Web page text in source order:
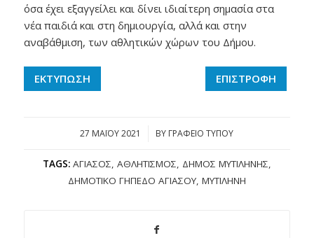
όσα έχει εξαγγείλει και δίνει ιδιαίτερη σημασία στα
νέα παιδιά και στη δημιουργία, αλλά και στην
αναβάθμιση, των αθλητικών χώρων του Δήμου.
ΕΚΤΥΠΩΣΗ ΕΠΙΣΤΡΟΦΗ
27 ΜΑΪ́ΟΥ 2021
/ BY ΓΡΑΦΕΙΟ ΤΥΠΟΥ
TAGS: ΑΓΙΆΣΟΣ, ΑΘΛΗΤΙΣΜΌΣ, ΔΉΜΟΣ ΜΥΤΙΛΉΝΗΣ,
ΔΗΜΟΤΙΚΌ ΓΉΠΕΔΟ ΑΓΙΆΣΟΥ, ΜΥΤΙΛΉΝΗ